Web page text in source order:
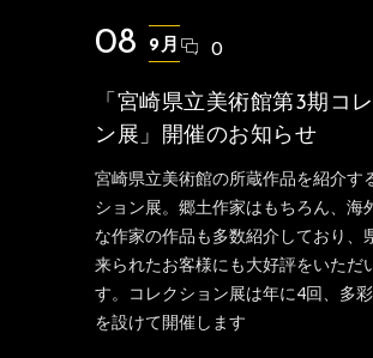
08 9月 0
「宮崎県立美術館第3期コ
ン展」開催のお知らせ
宮崎県立美術館の所蔵作品を紹介す
ション展。郷土作家はもちろん、海
な作家の作品も多数紹介しており、
来られたお客様にも大好評をいただ
す。コレクション展は年に4回、多
を設けて開催します